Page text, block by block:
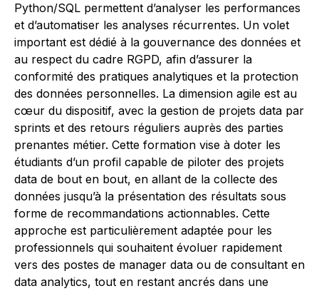
Python/SQL permettent d’analyser les performances
et d’automatiser les analyses récurrentes. Un volet
important est dédié à la gouvernance des données et
au respect du cadre RGPD, afin d’assurer la
conformité des pratiques analytiques et la protection
des données personnelles. La dimension agile est au
cœur du dispositif, avec la gestion de projets data par
sprints et des retours réguliers auprès des parties
prenantes métier. Cette formation vise à doter les
étudiants d’un profil capable de piloter des projets
data de bout en bout, en allant de la collecte des
données jusqu’à la présentation des résultats sous
forme de recommandations actionnables. Cette
approche est particulièrement adaptée pour les
professionnels qui souhaitent évoluer rapidement
vers des postes de manager data ou de consultant en
data analytics, tout en restant ancrés dans une